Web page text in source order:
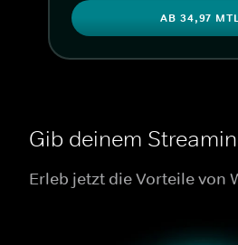
AB 34,97
Gib deinem
Erleb jetzt die Vorteile von